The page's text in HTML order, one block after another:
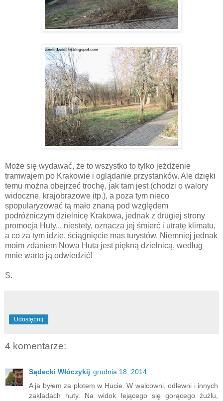
Może się wydawać, że to wszystko to tylko jeżdżenie
tramwajem po Krakowie i oglądanie przystanków. Ale dzięki
temu można obejrzeć trochę, jak tam jest (chodzi o walory
widoczne, krajobrazowe itp.), a poza tym nieco
spopularyzować tą mało znaną pod względem
podróżniczym dzielnicę Krakowa, jednak z drugiej strony
promocja Huty... niestety, oznacza jej śmierć i utratę klimatu,
a co za tym idzie, ściągnięcie mas turystów. Niemniej jednak
moim zdaniem Nowa Huta jest piękną dzielnicą, według
mnie warto ją odwiedzić!
S.
Udostępnij
4 komentarze:
Sądecki Włóczykij grudnia 18, 2014
A ja byłem za płotem w Hucie. W walcowni, odlewni i innych
zakładach huty. Na widok lejącego się gorącego żużlu,